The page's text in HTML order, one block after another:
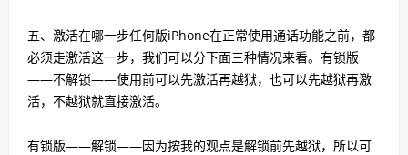
五、激活在哪一步任何版iPhone在正常使用通话功能之前，都
必须走激活这一步，我们可以分下面三种情况来看。有锁版
——不解锁——使用前可以先激活再越狱，也可以先越狱再激
活，不越狱就直接激活。
有锁版——解锁——因为按我的观点是解锁前先越狱，所以可